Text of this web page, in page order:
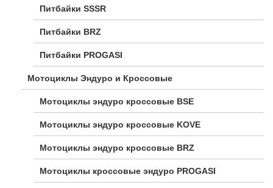
Питбайки SSSR
Питбайки BRZ
Питбайки PROGASI
Мотоциклы Эндуро и Кроссовые
Мотоциклы эндуро кроссовые BSE
Мотоциклы эндуро кроссовые KOVE
Мотоциклы эндуро кроссовые BRZ
Мотоциклы кроссовые эндуро PROGASI